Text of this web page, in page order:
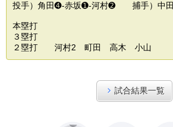
投手）角田➍-赤坂➊-河村➋ 捕手）中田
本塁打
３塁打
２塁打 河村2 町田 高木 小山
試合結果一覧